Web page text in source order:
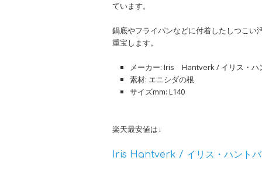
ています。
鍋底やフライパンなどに付着したしつこい
重宝します。
メーカー: Iris Hantverk / イリス・ハ
素材: エニシダの根
サイズmm: L140
楽天最安値は↓
Iris Hantverk / イリス・ハントバ